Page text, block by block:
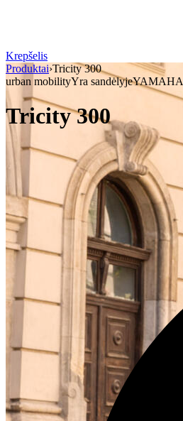
Krepšelis
Produktai›Tricity 300
urban mobilityYra sandėlyjeYAMAHA
Tricity 300